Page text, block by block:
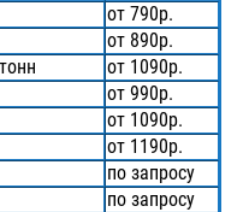
от 790р.
от 890р.
от 1090р.
от 990р.
от 1090р.
от 1190р.
по запросу
по запросу